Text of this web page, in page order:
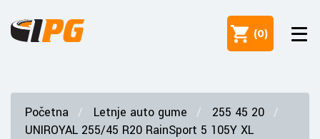
(0)
Početna Letnje auto gume
255 45 20
UNIROYAL 255/45 R20 RainSport 5 105Y XL